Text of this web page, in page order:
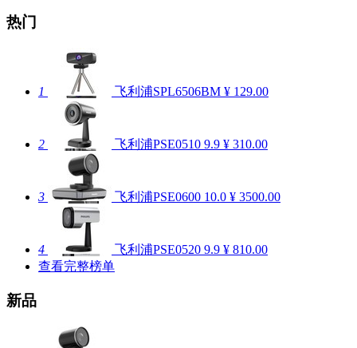
热门
1 飞利浦SPL6506BM ¥ 129.00
2 飞利浦PSE0510 9.9 ¥ 310.00
3 飞利浦PSE0600 10.0 ¥ 3500.00
4 飞利浦PSE0520 9.9 ¥ 810.00
查看完整榜单
新品